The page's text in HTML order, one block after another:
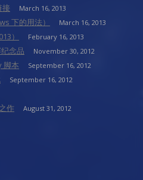
接 March 16, 2013
下的用法） March 16, 2013
） February 16, 2013
念品 November 30, 2012
脚本 September 16, 2012
September 16, 2012
作 August 31, 2012